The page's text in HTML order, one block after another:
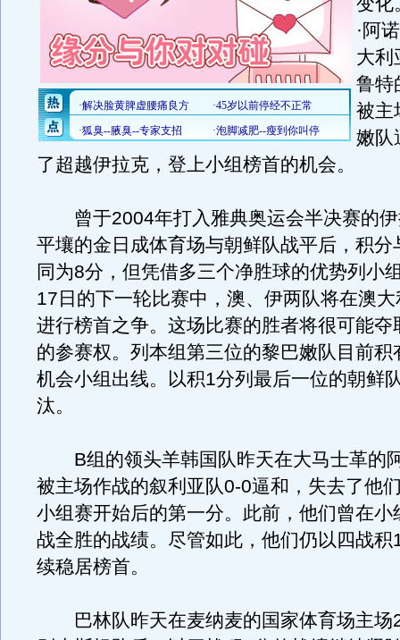
·阿
大利
鲁特
被主
嫩队
了超越伊拉克，登上小组榜首的机会。
曾于2004年打入雅典奥运会半决赛的伊
平壤的金日成体育场与朝鲜队战平后，积分
同为8分，但凭借多三个净胜球的优势列小
17日的下一轮比赛中，澳、伊两队将在澳
进行榜首之争。这场比赛的胜者将很可能夺
的参赛权。列本组第三位的黎巴嫩队目前积
机会小组出线。以积1分列最后一位的朝鲜
汰。
B组的领头羊韩国队昨天在大马士革的
被主场作战的叙利亚队0-0逼和，失去了他
小组赛开始后的第一分。此前，他们曾在小
战全胜的战绩。尽管如此，他们仍以四战积
续稳居榜首。
巴林队昨天在麦纳麦的国家体育场主场